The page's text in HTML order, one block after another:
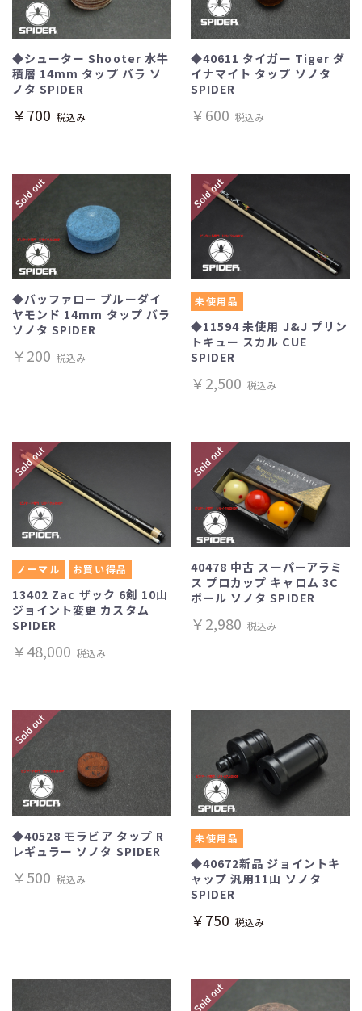
◆シューター Shooter 水牛
積層 14mm タップ バラ ソ
ノタ SPIDER
￥700 税込み
◆40611 タイガー Tiger ダ
イナマイト タップ ソノタ
SPIDER
￥600 税込み
◆バッファロー ブルーダイ
ヤモンド 14mm タップ バラ
ソノタ SPIDER
￥200 税込み
未使用品
◆11594 未使用 J&J プリン
トキュー スカル CUE
SPIDER
￥2,500 税込み
ノーマル お買い得品
13402 Zac ザック 6剣 10山
ジョイント変更 カスタム
SPIDER
￥48,000 税込み
40478 中古 スーパーアラミ
ス プロカップ キャロム 3C
ボール ソノタ SPIDER
￥2,980 税込み
◆40528 モラビア タップ R
レギュラー ソノタ SPIDER
￥500 税込み
未使用品
◆40672新品 ジョイントキ
ャップ 汎用11山 ソノタ
SPIDER
￥750 税込み